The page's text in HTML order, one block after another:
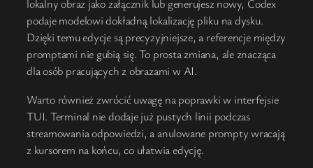
lokalny obraz jako załącznik lub generujesz nowy, Codex
podaje modelowi dokładną lokalizację pliku na dysku.
Dzięki temu edycje są precyzyjniejsze, a referencje między
promptami nie gubią się. To prosta zmiana, ale znacząca
dla osób pracujących z obrazami w AI.
Warto również zwrócić uwagę na poprawki w interfejsie
TUI. Terminal nie dodaje już pustych linii podczas
streamowania odpowiedzi, a anulowane prompty wracają
z kursorem na końcu, co ułatwia edycję.